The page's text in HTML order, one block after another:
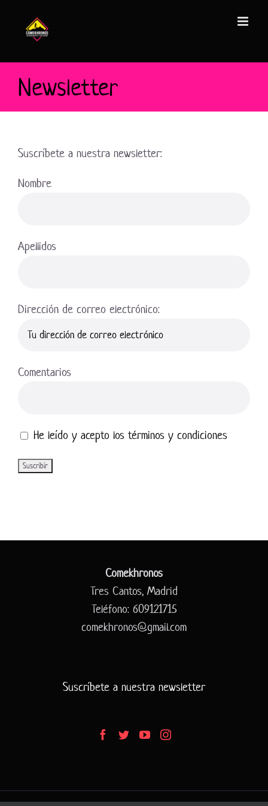
contenido
Newsletter
Suscríbete a nuestra newsletter:
Nombre
Apellidos
Dirección de correo electrónico:
Comentarios
He leído y acepto los términos y condiciones
Comekhronos
Tres Cantos, Madrid
Teléfono: 609121715
comekhronos@gmail.com
Suscríbete a nuestra newsletter